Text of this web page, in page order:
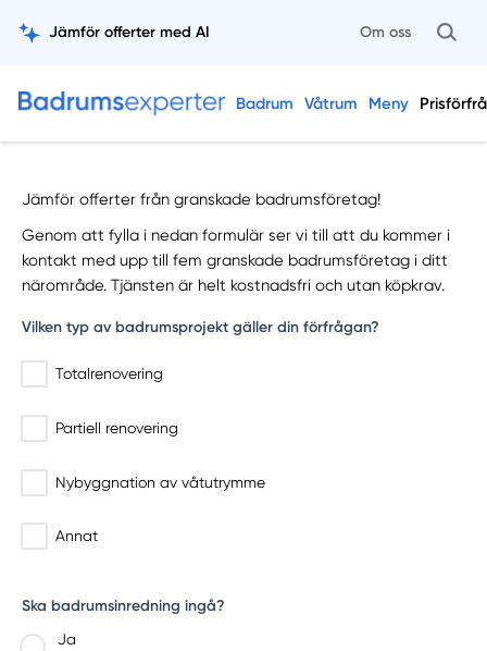
Jämför offerter med AI Om oss
Badrum Våtrum Meny
Jämför offerter från granskade badrumsföretag!
Genom att fylla i nedan formulär ser vi till att du kommer i
kontakt med upp till fem granskade badrumsföretag i ditt
närområde. Tjänsten är helt kostnadsfri och utan köpkrav.
Vilken typ av badrumsprojekt gäller din förfrågan?
Totalrenovering
Partiell renovering
Nybyggnation av våtutrymme
Annat
Ska badrumsinredning ingå?
Ja